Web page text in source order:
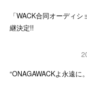
「WACK合同オーディ
継決定!!
“ONAGAWACKよ永遠に